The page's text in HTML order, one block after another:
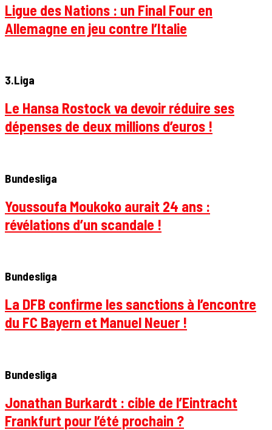
Ligue des Nations : un Final Four en
Allemagne en jeu contre l’Italie
3.Liga
Le Hansa Rostock va devoir réduire ses
dépenses de deux millions d’euros !
Bundesliga
Youssoufa Moukoko aurait 24 ans :
révélations d’un scandale !
Bundesliga
La DFB confirme les sanctions à l’encontre
du FC Bayern et Manuel Neuer !
Bundesliga
Jonathan Burkardt : cible de l’Eintracht
Frankfurt pour l’été prochain ?